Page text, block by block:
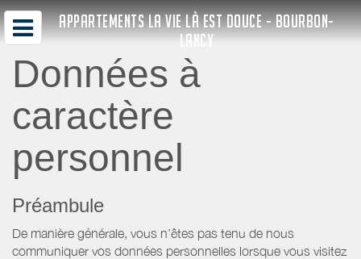
APPARTEMENTS LA VIE LÀ EST DOUCE - BOURBON-
LANCY
Données à
caractère
personnel
Préambule
De manière générale, vous n’êtes pas tenu de nous
communiquer vos données personnelles lorsque vous visitez